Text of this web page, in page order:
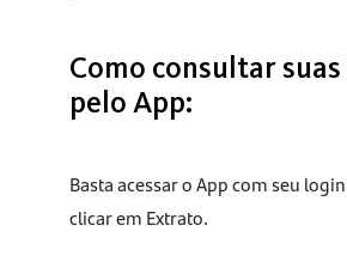
Como consultar suas
pelo App:
Basta acessar o App com seu
clicar em Extrato.